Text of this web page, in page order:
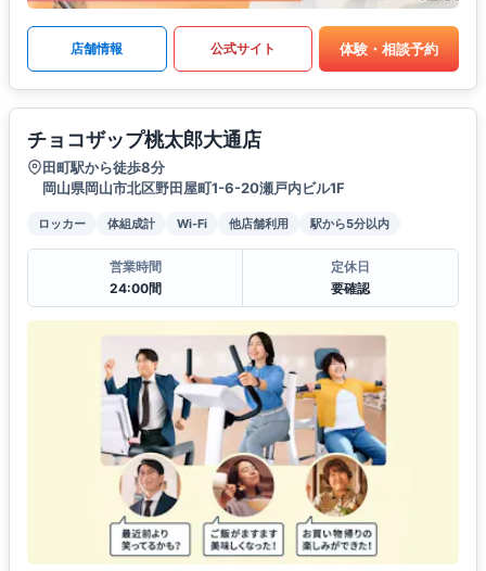
店舗情報 公式サイト 体験・相談予約
チョコザップ桃太郎大通店
田町駅から徒歩8分
岡山県岡山市北区野田屋町1-6-20瀬戸内ビル1F
ロッカー 体組成計 Wi-Fi 他店舗利用 駅から5分以内
営業時間
24:00間
定休日
要確認